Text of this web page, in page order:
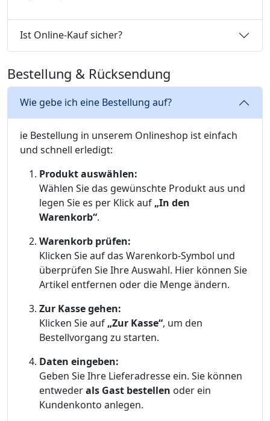
Ist Online-Kauf sicher?
Bestellung & Rücksendung
Wie gebe ich eine Bestellung auf?
ie Bestellung in unserem Onlineshop ist einfach
und schnell erledigt:
Produkt auswählen:
Wählen Sie das gewünschte Produkt aus und
legen Sie es per Klick auf „In den
Warenkorb“.
Warenkorb prüfen:
Klicken Sie auf das Warenkorb-Symbol und
überprüfen Sie Ihre Auswahl. Hier können Sie
Artikel entfernen oder die Menge ändern.
Zur Kasse gehen:
Klicken Sie auf „Zur Kasse“, um den
Bestellvorgang zu starten.
Daten eingeben:
Geben Sie Ihre Lieferadresse ein. Sie können
entwederals Gast bestellen oder ein
Kundenkonto anlegen.